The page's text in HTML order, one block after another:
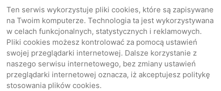
Ten serwis wykorzystuje pliki cookies, które są zapisywane
na Twoim komputerze. Technologia ta jest wykorzystywana
w celach funkcjonalnych, statystycznych i reklamowych.
Pliki cookies możesz kontrolować za pomocą ustawień
swojej przeglądarki internetowej. Dalsze korzystanie z
naszego serwisu internetowego, bez zmiany ustawień
przeglądarki internetowej oznacza, iż akceptujesz politykę
stosowania plików cookies.